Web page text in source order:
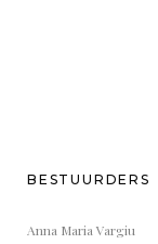
BESTUURDERS
Anna Maria Vargiu